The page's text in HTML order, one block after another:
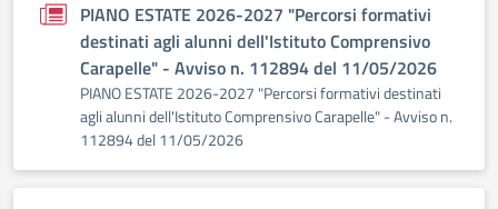
PIANO ESTATE 2026-2027 "Percorsi formativi
destinati agli alunni dell'Istituto Comprensivo
Carapelle" - Avviso n. 112894 del 11/05/2026
PIANO ESTATE 2026-2027 "Percorsi formativi destinati
agli alunni dell'Istituto Comprensivo Carapelle" - Avviso n.
112894 del 11/05/2026